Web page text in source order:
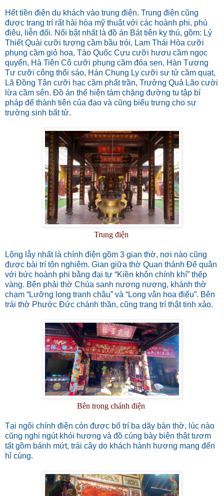
Hết tiền điện du khách vào trung điện. Trung điện cũng
được trang trí rất hài hòa mỹ thuật với các hoành phi, phù
điêu, liễn đối. Nổi bật nhất là đồ án Bát tiên kỵ thú, gồm: Lý
Thiết Quài cưỡi tượng cầm bầu trói, Lam Thái Hòa cưỡi
phụng cầm giỏ hoa, Tào Quốc Cựu cưỡi hươu cầm ngọc
quyển, Hà Tiên Cô cưỡi phụng cầm đóa sen, Hàn Tương
Tư cưỡi công thổi sáo, Hán Chung Ly cưỡi sư tử cầm quạt,
Lã Đồng Tân cưỡi hạc cầm phất trần, Trưởng Quả Lão cười
lừa cầm sên. Đồ án thể hiện tám chặng đường tu tập bí
pháp để thành tiên của đạo và cũng biểu trưng cho sự
trường sinh bất tử.
Trung điện
Lộng lẫy nhất là chính điện gồm 3 gian thờ, nơi nào cũng
được bài trí tôn nghiêm. Gian giữa thờ Quan thánh Đế quân
với bức hoành phi bằng đại tự “Kiền khôn chính khí” thếp
vàng. Bên phải thờ Chúa sanh nương nương, khánh thờ
chạm “Lưỡng long tranh châu” và “Long vân hoa điểu”. Bên
trái thờ Phước Đức chánh thần, cũng trang trí thật tinh xảo.
Bên trong chánh điện
Tại ngôi chính điện còn được bố trí ba dãy bàn thờ, lúc nào
cũng nghi ngút khói hương và đồ cúng bày biện thật tươm
tất gồm bánh mứt, trái cây do khách hành hương mang đến
hỉ cúng.